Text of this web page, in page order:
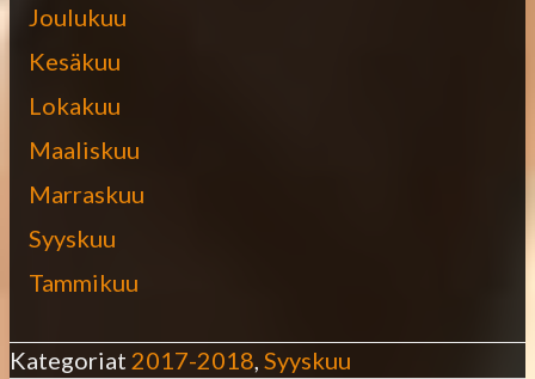
Joulukuu
Kesäkuu
Lokakuu
Maaliskuu
Marraskuu
Syyskuu
Tammikuu
Kategoriat 2017-2018 Syyskuu